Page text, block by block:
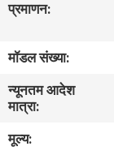
कारखाना
भ्रमण
प्रमाणन:
मॉडल संख्या:
न्यूनतम आदेश
मात्रा:
मूल्य: